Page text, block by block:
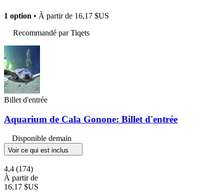
1 option • À partir de 16,17 $US
Recommandé par Tiqets
Billet d'entrée
Aquarium de Cala Gonone: Billet d'entrée
Disponible demain
Voir ce qui est inclus
4,4 (174)
À partir de
16,17 $US